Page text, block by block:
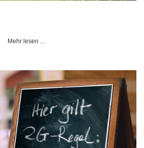
Mehr lesen ...